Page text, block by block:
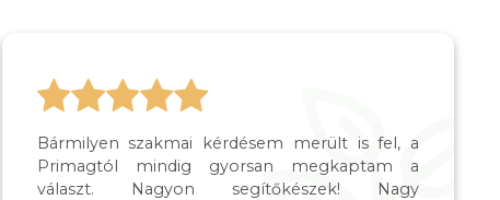
Bármilyen szakmai kérdésem merült is fel, a
Primagtól mindig gyorsan megkaptam a
választ. Nagyon segítőkészek! Nagy